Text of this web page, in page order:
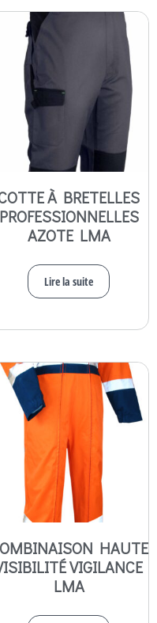
À BRETELLES
PROFESSIONNELLES
AZOTE LMA
Lire la suite
HAUTE
VIGILANCE
LMA